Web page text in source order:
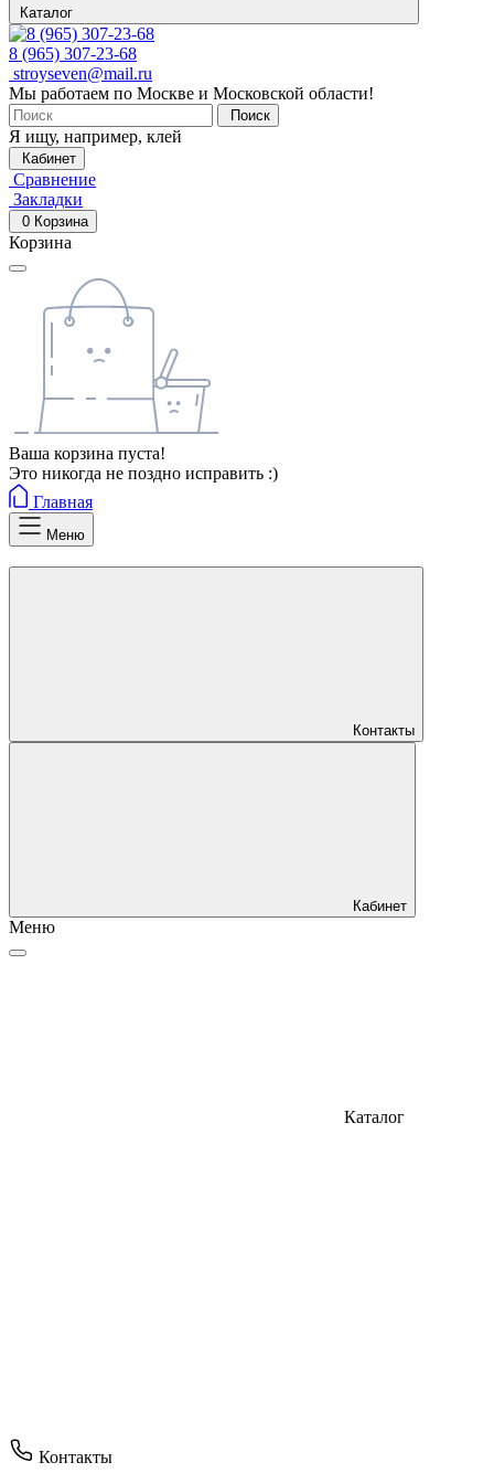
Каталог
8 (965) 307-23-68
stroyseven@mail.ru
Мы работаем по Москве и Московской области!
Поиск
Я ищу, например, клей
Кабинет
Сравнение
Закладки
0 Корзина
Корзина
Ваша корзина пуста!
Это никогда не поздно исправить :)
Главная
Меню
Контакты
Кабинет
Меню
Каталог
Контакты